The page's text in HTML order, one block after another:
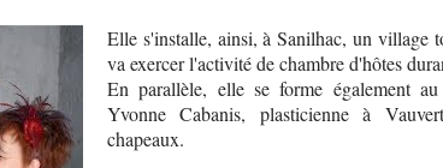
Elle s'installe, ainsi, à Sanilhac, un village
va exercer l'activité de chambre d'hôtes
En parallèle, elle se forme également
Yvonne Cabanis, plasticienne à
chapeaux.